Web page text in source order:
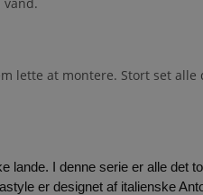
lette at montere. Stort set
I denne serie er alle det
er designet af italienske